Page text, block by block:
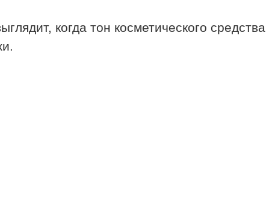
когда тон косметического средства